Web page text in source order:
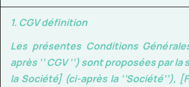
1. CGV définition
Les présentes Conditions
après ‘’ CGV ‘’) sont proposées par
la Société](ci-après la ‘’Société’’),